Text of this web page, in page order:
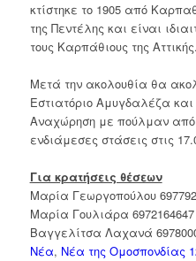
κτίστηκε το 1905 από
της Πεντέλης και είναι
τους Καρπάθιους της Αττικής.
Μετά την ακολουθία θα
Εστιατόριο Αμυγδαλέζα
Αναχώρηση με πούλμαν από
ενδιάμεσες στάσεις στις
Για κρατήσεις θέσεων
Μαρία Γεωργοπούλου
Μαρία Γουλιάρα 6972164647
Βαγγελίτσα Λαχανά
Νέα, Νέα της Ομοσπονδίας